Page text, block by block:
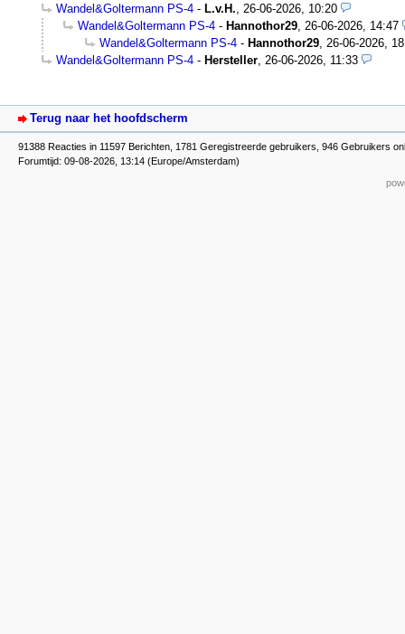
Wandel&Goltermann PS-4 - L.v.H.
26-06-2026, 10:20
Wandel&Goltermann PS-4 - Hannothor29 26-06-2026, 14:47
Wandel&Goltermann PS-4 - Hannothor29 26-06-2026,
Wandel&Goltermann PS-4 - Hersteller 26-06-2026, 11:33
Terug naar het hoofdscherm
91388 Reacties in 11597 Berichten, 1781 Geregistreerde gebruikers, 946 Gebruikers
Forumtijd: 09-08-2026, 13:14 (Europe/Amsterdam)